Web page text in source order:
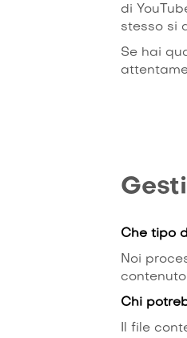
di
stesso si
Se hai
Che tipo
Noi
Chi
Il file